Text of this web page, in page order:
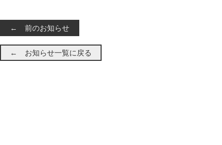
← 前のお知らせ
← お知らせ一覧に戻る